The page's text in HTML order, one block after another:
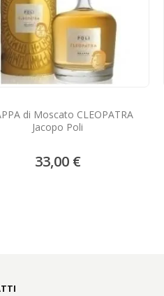
di Moscato CLEOPATRA
Jacopo Poli
33,00 €